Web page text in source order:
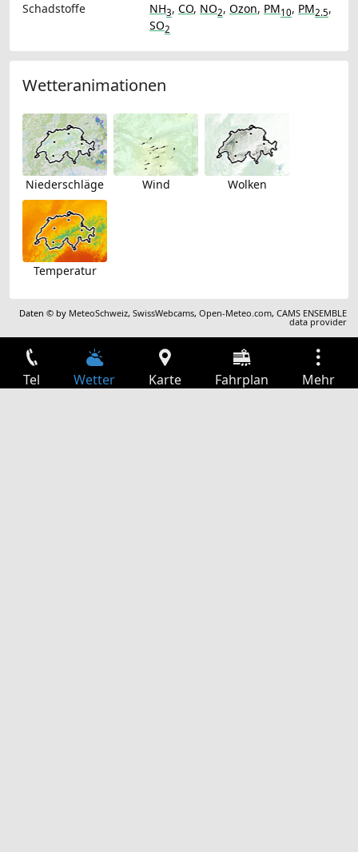
Schadstoffe
NH3, CO, NO2, Ozon, PM10, PM2.5,
SO2
Wetteranimationen
Niederschläge Wind Wolken
Temperatur
Daten © by MeteoSchweiz,SwissWebcams,Open-Meteo.com,CAMS ENSEMBLE
data provider
Tel Wetter Karte Fahrplan Mehr